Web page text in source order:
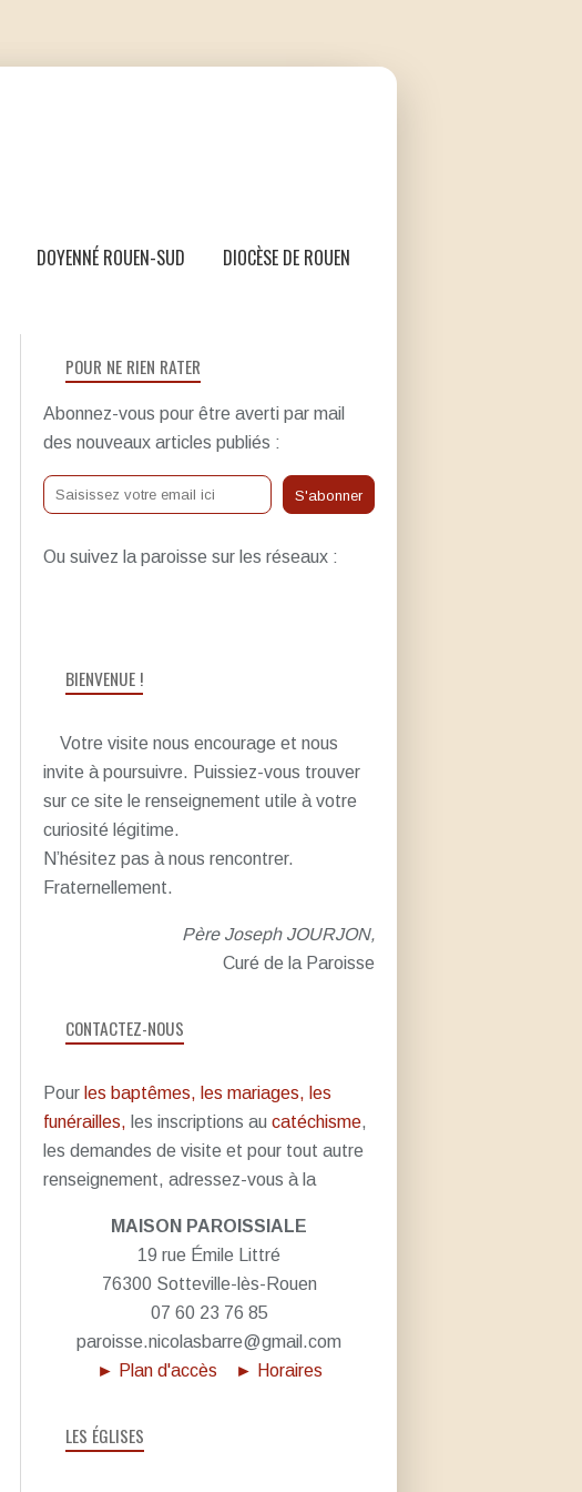
DOYENNÉ ROUEN-SUD DIOCÈSE DE ROUEN
POUR NE RIEN RATER
Abonnez-vous pour être averti par mail
des nouveaux articles publiés :
Ou suivez la paroisse sur les réseaux :
BIENVENUE !
Votre visite nous encourage et nous
invite à poursuivre. Puissiez-vous trouver
sur ce site le renseignement utile à votre
curiosité légitime.
N’hésitez pas à nous rencontrer.
Fraternellement.
Père Joseph JOURJON,
Curé de la Paroisse
CONTACTEZ-NOUS
Pour les baptêmes, les mariages, les
funérailles, les inscriptions au catéchisme,
les demandes de visite et pour tout autre
renseignement, adressez-vous à la
MAISON PAROISSIALE
19 rue Émile Littré
76300 Sotteville-lès-Rouen
07 60 23 76 85
paroisse.nicolasbarre@gmail.com
► Plan d'accès
► Horaires
LES ÉGLISES